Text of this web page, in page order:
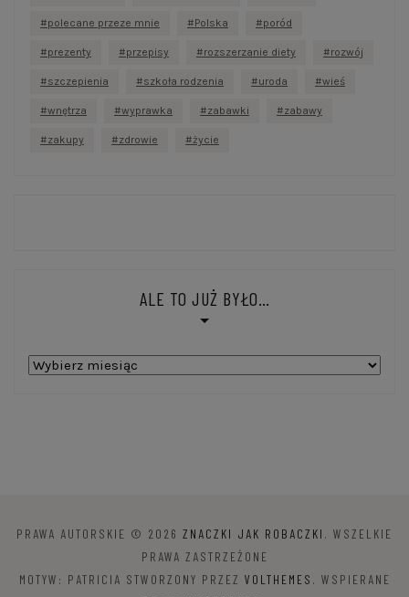
polecane przeze mnie Polska poród
prezenty przepisy rozszerzanie diety rozwój
szczepienia szkoła rodzenia uroda wieś
wnętrza wyprawka zabawki zabawy
zakupy zdrowie życie
ALE TO JUŻ BYŁO…
Ale
PRAWA AUTORSKIE © 2026 ZNACZKI JAK ROBACZKI . WSZELKIE
PRAWA ZASTRZEŻONE
MOTYW: PATRICIA STWORZONY PRZEZ VOLTHEMES . WSPIERANE